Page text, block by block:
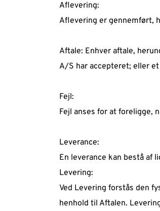
Aflevering:
Aflevering er gennemført,
Aftale: Enhver aftale,
A/S har accepteret; eller
Fejl:
Fejl anses for at foreligge,
Leverance:
En leverance kan bestå af
Levering:
Ved Levering forstås den
henhold til Aftalen.